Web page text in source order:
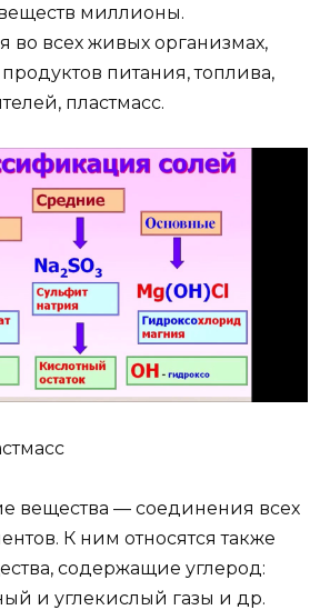
миллионы.
во всех живых организмах,
продуктов питания, топлива,
пластмасс.
вещества — соединения всех
К ним относятся также
содержащие углерод:
и углекислый газы и др.